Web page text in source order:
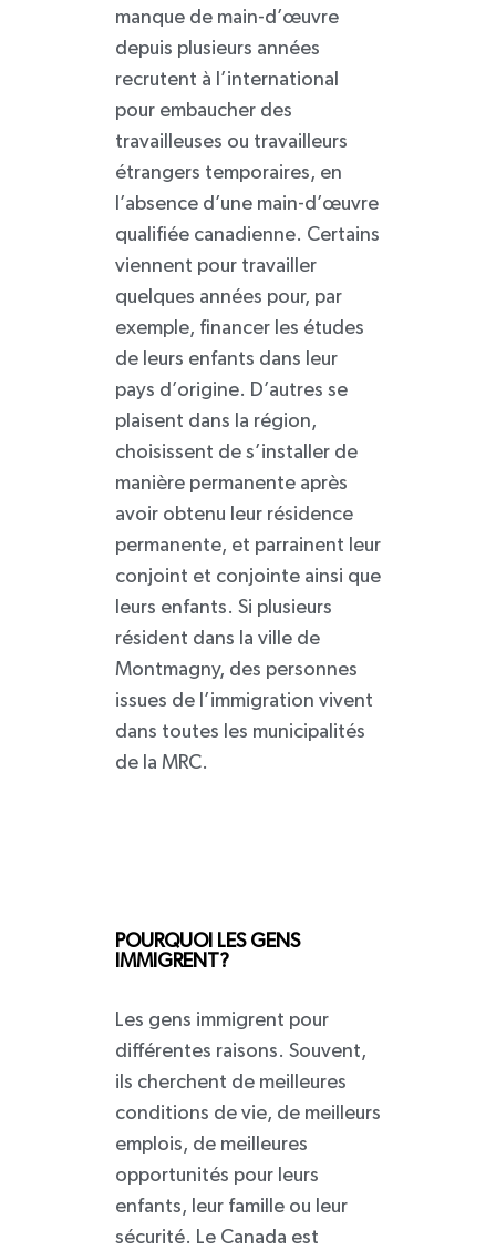
manque de main-d’œuvre
depuis plusieurs années
recrutent à l’international
pour embaucher des
travailleuses ou travailleurs
étrangers temporaires, en
l’absence d’une main-d’œuvre
qualifiée canadienne. Certains
viennent pour travailler
quelques années pour, par
exemple, financer les études
de leurs enfants dans leur
pays d’origine. D’autres se
plaisent dans la région,
choisissent de s’installer de
manière permanente après
avoir obtenu leur résidence
permanente, et parrainent leur
conjoint et conjointe ainsi que
leurs enfants. Si plusieurs
résident dans la ville de
Montmagny, des personnes
issues de l’immigration vivent
dans toutes les municipalités
de la MRC.
POURQUOI LES GENS
IMMIGRENT?
Les gens immigrent pour
différentes raisons. Souvent,
ils cherchent de meilleures
conditions de vie, de meilleurs
emplois, de meilleures
opportunités pour leurs
enfants, leur famille ou leur
sécurité. Le Canada est